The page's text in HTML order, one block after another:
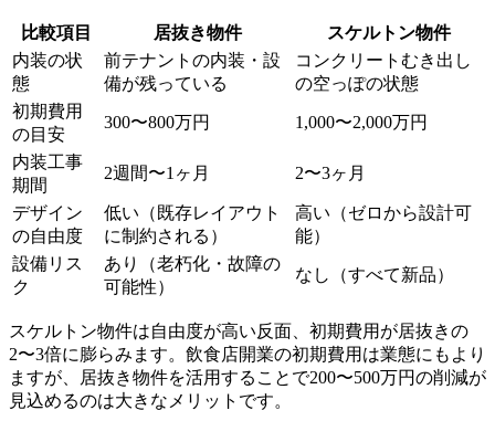
比較項目 居抜き物件
スケルトン物件
内装の状
態
前テナントの内装・設
備が残っている
コンクリートむき出し
の空っぽの状態
初期費用
の目安
300〜800万円 1,000〜2,000万円
内装工事
期間
2週間〜1ヶ月 2〜3ヶ月
デザイン
の自由度
低い（既存レイアウト
に制約される）
高い（ゼロから設計可
能）
設備リス
ク
あり（老朽化・故障の
可能性）
なし（すべて新品）
スケルトン物件は自由度が高い反面、初期費用が居抜きの
2〜3倍に膨らみます。飲食店開業の初期費用は業態にもより
ますが、居抜き物件を活用することで200〜500万円の削減が
見込めるのは大きなメリットです。